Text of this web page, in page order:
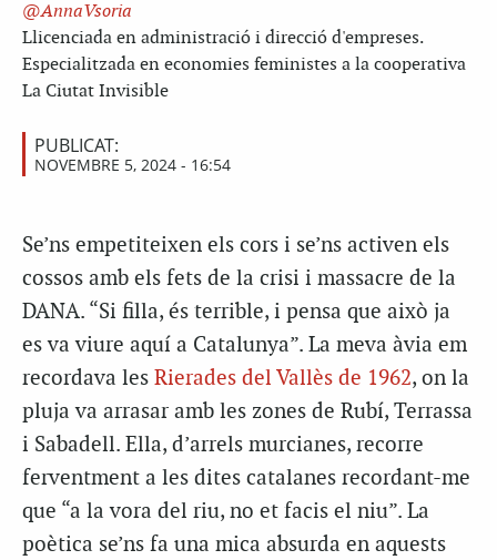
AnnaVsoria
Llicenciada en administració i direcció d'empreses.
Especialitzada en economies feministes a la cooperativa
La Ciutat Invisible
PUBLICAT:
NOVEMBRE 5, 2024 - 16:54
Se’ns empetiteixen els cors i se’ns activen els
cossos amb els fets de la crisi i massacre de la
DANA. “Si filla, és terrible, i pensa que això ja
es va viure aquí a Catalunya”. La meva àvia em
recordava les Rierades del Vallès de 1962, on la
pluja va arrasar amb les zones de Rubí, Terrassa
i Sabadell. Ella, d’arrels murcianes, recorre
ferventment a les dites catalanes recordant-me
que “a la vora del riu, no et facis el niu”. La
poètica se’ns fa una mica absurda en aquests